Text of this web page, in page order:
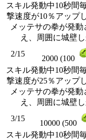
スキル発動中10秒間
撃速度が10％アップ
メッテサの拳が発
え、周囲に城壁
2/15
2000 (100
スキル発動中10秒間
撃速度が25％アップ
メッテサの拳が発
え、周囲に城壁
3/15
10000 (500
スキル発動中10秒間